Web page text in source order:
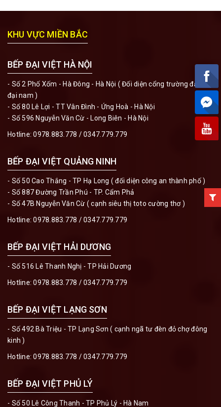
KHU VỰC MIỀN BẮC
BẾP ĐẠI VIỆT HÀ NỘI
- Số 2 Phố Xốm - Hà Đông - Hà Nội ( Đối diện cổng trường đại học
đại nam )
- Số 80 Lê Lợi - TT Vân Đình - Ứng Hoà - Hà Nội
- Số 596 Nguyễn Văn Cừ - Long Biên - Hà Nội
Hotline:0978.883.778 /0347.779.779
BẾP ĐẠI VIỆT QUẢNG NINH
- Số 50 Cao Thắng - TP Hạ Long ( đối diện công an thành phố )
- Số 887 Đường Trần Phú - TP. Cẩm Phả
- Số 47B Nguyễn Văn Cừ ( cạnh siêu thị toto cường thơ )
Hotline:0978.883.778 /0347.779.779
BẾP ĐẠI VIỆT HẢI DƯƠNG
- Số 516 Lê Thanh Nghị - TP Hải Dương
Hotline:0978.883.778 /0347.779.779
BẾP ĐẠI VIỆT LẠNG SƠN
- Số 492 Bà Triệu - TP Lạng Sơn ( cạnh ngã tư đèn đỏ chợ đông
kinh )
Hotline:0978.883.778 /0347.779.779
BẾP ĐẠI VIỆT PHỦ LÝ
- Số 50 Lê Công Thanh - TP Phủ Lý - Hà Nam